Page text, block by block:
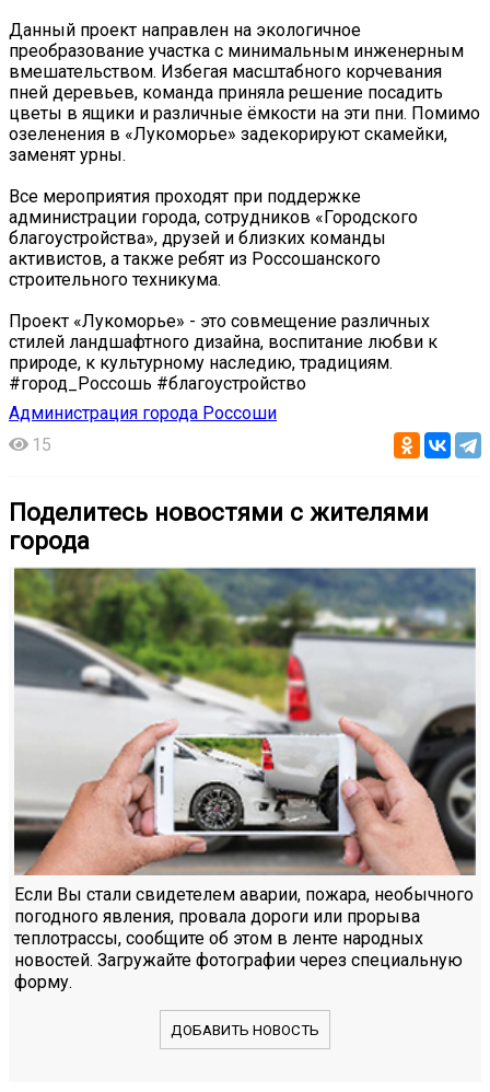
Данный проект направлен на экологичное
преобразование участка с минимальным инженерным
вмешательством. Избегая масштабного корчевания
пней деревьев, команда приняла решение посадить
цветы в ящики и различные ёмкости на эти пни. Помимо
озеленения в «Лукоморье» задекорируют скамейки,
заменят урны.
Все мероприятия проходят при поддержке
администрации города, сотрудников «Городского
благоустройства», друзей и близких команды
активистов, а также ребят из Россошанского
строительного техникума.
Проект «Лукоморье» - это совмещение различных
стилей ландшафтного дизайна, воспитание любви к
природе, к культурному наследию, традициям.
#город_Россошь #благоустройство
Администрация города Россоши
15
Поделитесь новостями с жителями
города
Если Вы стали свидетелем аварии, пожара, необычного
погодного явления, провала дороги или прорыва
теплотрассы, сообщите об этом в ленте народных
новостей. Загружайте фотографии через специальную
форму.
ДОБАВИТЬ НОВОСТЬ